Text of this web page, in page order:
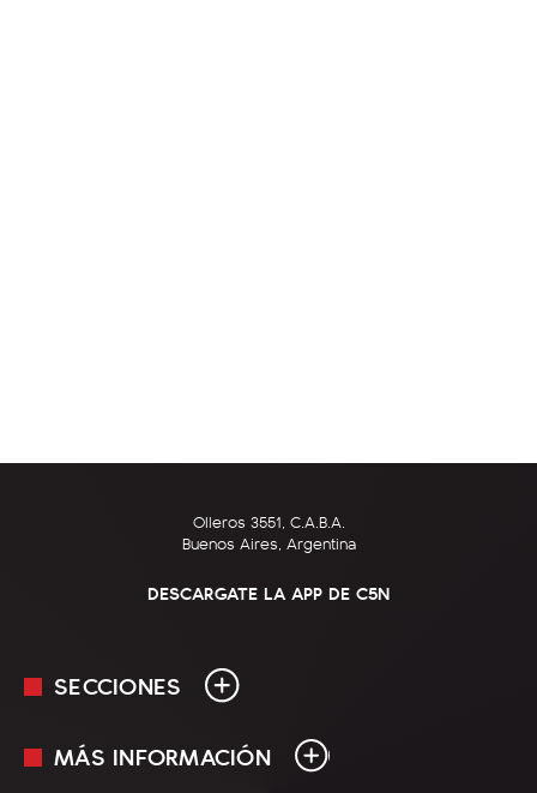
Olleros 3551, C.A.B.A.
Buenos Aires, Argentina
DESCARGATE LA APP DE C5N
SECCIONES
En Vivo
MÁS INFORMACIÓN